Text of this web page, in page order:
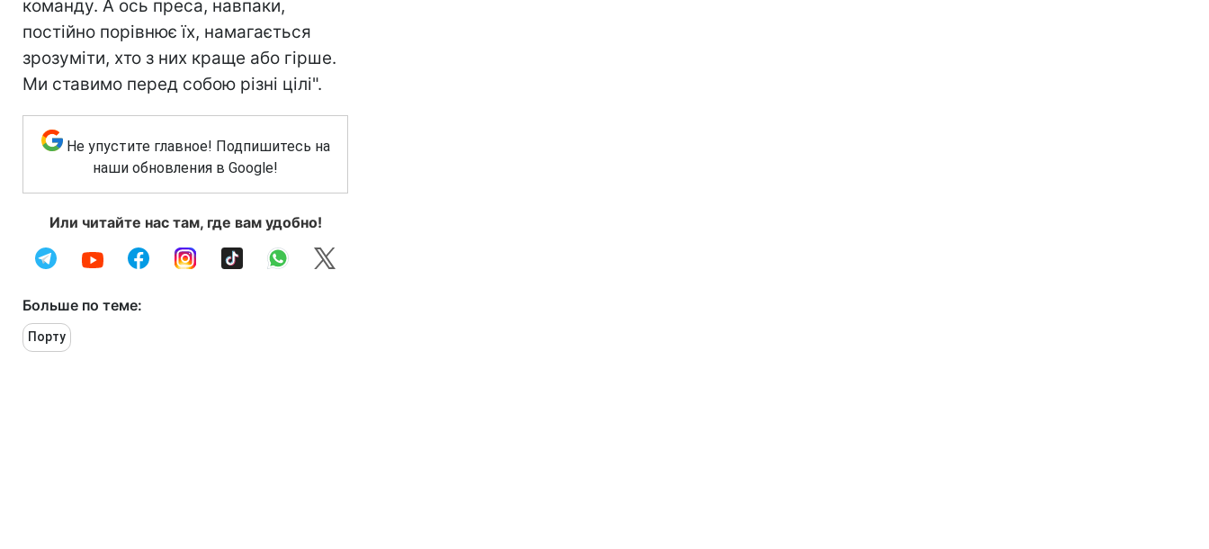
команду. А ось преса, навпаки,
постійно порівнює їх, намагається
зрозуміти, хто з них краще або гірше.
Ми ставимо перед собою різні цілі".
Не упустите главное! Подпишитесь на
наши обновления в Google!
Или читайте нас там, где вам удобно!
Больше по теме:
Порту